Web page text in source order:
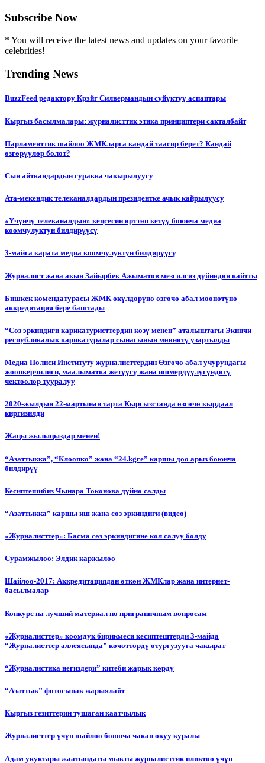
Subscribe Now
* You will receive the latest news and updates on your favorite
celebrities!
Trending News
BuzzFeed редактору Крэйг Силвермандын сүйүктүү аспаптары
Кыргыз басылмалары: журналисттик этика принциптери сакталбайт
Парламенттик шайлоо ЖМКларга кандай таасир берет? Кандай
өзгөрүүлөр болот?
Сын айткандардын суракка чакырылуусу
Ата-мекендик телеканалдардын президентке ачык кайрылуусу
«Үчүнчү телеканалдын» кеңсесин өрттөп кетүү боюнча медиа
коомчулуктун билдирүүсү
3-майга карата медиа коомчулуктун билдирүүсү
Журналист жана акын Зайырбек Ажыматов мезгилсиз дүйнөдөн кайтты
Бишкек комендатурасы ЖМК өкүлдөрүнө өзгөчө абал мөөнөтүнө
аккредитация бере баштады
“Сөз эркиндиги карикатуристтердин көзү менен” аталыштагы Экинчи
республикалык карикатуралар сынагынын мөөнөтү узартылды
Медиа Полиси Институту журналисттердин Өзгөчө абал учурундагы
жоопкерчилиги, маалыматка жетүүсү жана ишмердүүлүгүндөгү
чектөөлөр тууралуу
2020-жылдын 22-мартынан тарта Кыргызстанда өзгөчө кырдаал
киргизилди
Жаңы жылыңыздар менен!
“Азаттыкка”, “Клоопко” жана “24.kgге” каршы доо арыз боюнча
билдирүү
Кесиптешибиз Чынара Токонова дүйнө салды
“Азаттыкка” каршы иш жана сөз эркиндиги (видео)
«Журналисттер»: Басма сөз эркиндигине кол салуу болду
Сурамжылоо: Элдик каржылоо
Шайлоо-2017: Аккредитациядан өткөн ЖМКлар жана интернет-
басылмалар
Конкурс на лучший материал по приграничным вопросам
«Журналисттер» коомдук бирикмеси кесиптештерди 3-майда
“Журналисттер аллеясында” көчөттөрдү отургузууга чакырат
“Журналистика негиздери” китеби жарык көрдү
“Азаттык” фотосынак жарыялайт
Кыргыз гезиттерин тушаган каатчылык
Журналисттер үчүн шайлоо боюнча чакан окуу куралы
Адам укуктары жаатындагы мыкты журналисттик иликтөө үчүн